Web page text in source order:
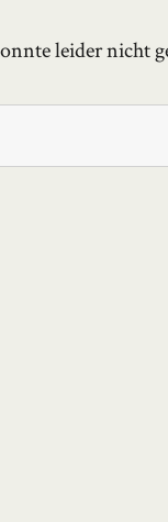
leider nicht